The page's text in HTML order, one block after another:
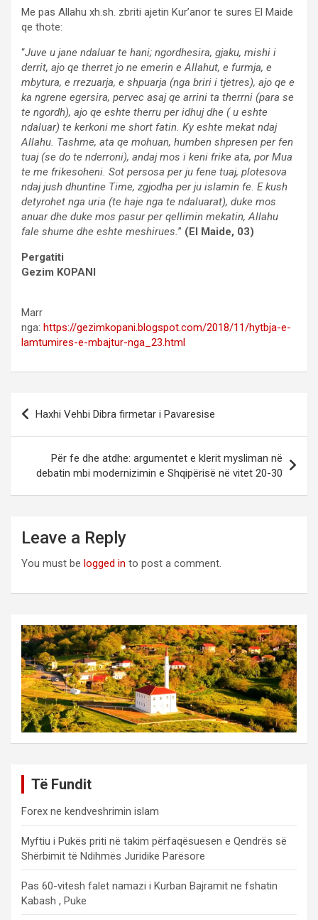
Me pas Allahu xh.sh. zbriti ajetin Kur’anor te sures El Maide
qe thote:
“Juve u jane ndaluar te hani; ngordhesira, gjaku, mishi i
derrit, ajo qe therret jo ne emerin e Allahut, e furmja, e
mbytura, e rrezuarja, e shpuarja (nga briri i tjetres), ajo qe e
ka ngrene egersira, pervec asaj qe arrini ta therrni (para se
te ngordh), ajo qe eshte therru per idhuj dhe ( u eshte
ndaluar) te kerkoni me short fatin. Ky eshte mekat ndaj
Allahu. Tashme, ata qe mohuan, humben shpresen per fen
tuaj (se do te nderroni), andaj mos i keni frike ata, por Mua
te me frikesoheni. Sot persosa per ju fene tuaj, plotesova
ndaj jush dhuntine Time, zgjodha per ju islamin fe. E kush
detyrohet nga uria (te haje nga te ndaluarat), duke mos
anuar dhe duke mos pasur per qellimin mekatin, Allahu
fale shume dhe eshte meshirues.” (El Maide, 03)
Pergatiti
Gezim KOPANI
Marr
nga: https://gezimkopani.blogspot.com/2018/11/hytbja-e-
lamtumires-e-mbajtur-nga_23.html
Post
navigation
Haxhi Vehbi Dibra firmetar i Pavaresise
Për fe dhe atdhe: argumentet e klerit mysliman në
debatin mbi modernizimin e Shqipërisë në vitet 20-30
Leave a Reply
You must be logged in to post a comment.
Të Fundit
Forex ne kendveshrimin islam
Myftiu i Pukës priti në takim përfaqësuesen e Qendrës së
Shërbimit të Ndihmës Juridike Parësore
Pas 60-vitesh falet namazi i Kurban Bajramit ne fshatin
Kabash , Puke